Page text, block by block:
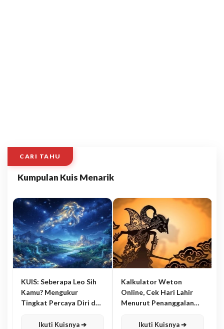
CARI TAHU
Kumpulan Kuis Menarik
KUIS: Seberapa Leo Sih
Kamu? Mengukur
Tingkat Percaya Diri dan
Ikuti Kuisnya ➔
Kalkulator Weton
Online, Cek Hari Lahir
Menurut Penanggalan
Ikuti Kuisnya ➔